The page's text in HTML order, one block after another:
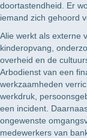
doortastendheid. Er
iemand zich gehoord
Alie werkt als externe
kinderopvang,
overheid en de
Arbodienst van een
werkzaamheden
werkdruk,
een incident.
ongewenste
medewerkers van